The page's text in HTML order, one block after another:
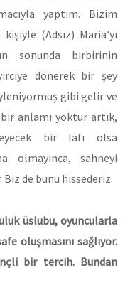
yaptım. Bizim
(Adsız) Maria’yı
sonunda birbirinin
dönerek bir şey
gibi gelir ve
anlamı yoktur artık,
bir lafı olsa
olmayınca, sahneyi
de bunu hissederiz.
üslubu, oyuncularla
oluşmasını sağlıyor.
bir tercih. Bundan